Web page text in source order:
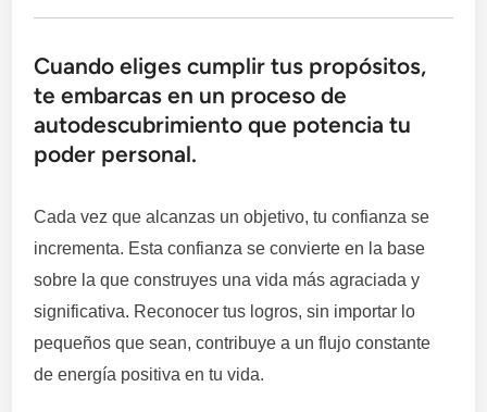
Cuando eliges cumplir tus propósitos,
te embarcas en un proceso de
autodescubrimiento que potencia tu
poder personal.
Cada vez que alcanzas un objetivo, tu confianza se
incrementa. Esta confianza se convierte en la base
sobre la que construyes una vida más agraciada y
significativa. Reconocer tus logros, sin importar lo
pequeños que sean, contribuye a un flujo constante
de energía positiva en tu vida.